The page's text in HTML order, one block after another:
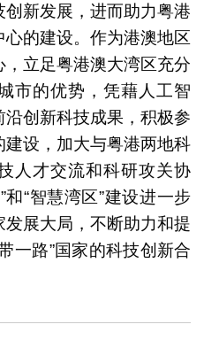
新发展，进而助力粤港
的建设。作为港澳地区
立足粤港澳大湾区充分
市的优势，凭藉人工智
创新科技成果，积极参
设，加大与粤港两地科
人才交流和科研攻关协
“智慧湾区”建设进一步
展大局，不断助力和提
一路”国家的科技创新合